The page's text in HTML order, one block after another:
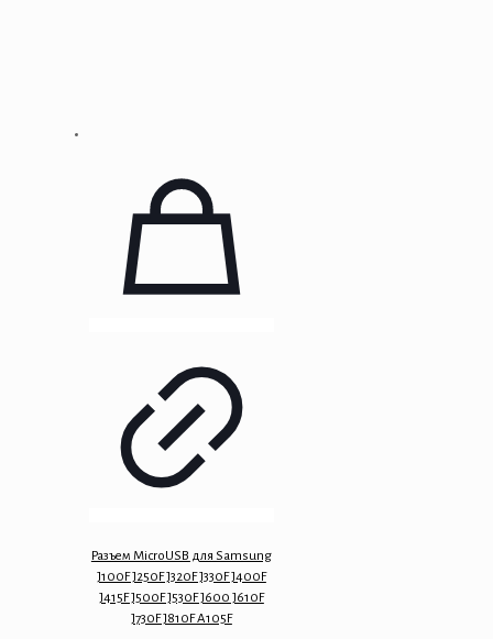
Разъем MicroUSB для Samsung
J100F J250F J320F J330F J400F
J415F J500F J530F J600 J610F
J730F J810F A105F